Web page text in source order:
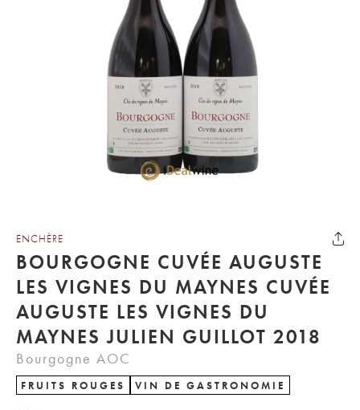
ENCHÈRE
BOURGOGNE CUVÉE AUGUSTE
LES VIGNES DU MAYNES CUVÉE
AUGUSTE LES VIGNES DU
MAYNES JULIEN GUILLOT 2018
Bourgogne AOC
FRUITS ROUGES VIN DE GASTRONOMIE